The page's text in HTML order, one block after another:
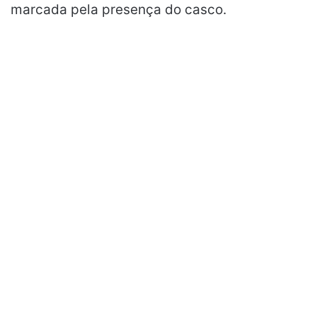
marcada pela presença do casco.